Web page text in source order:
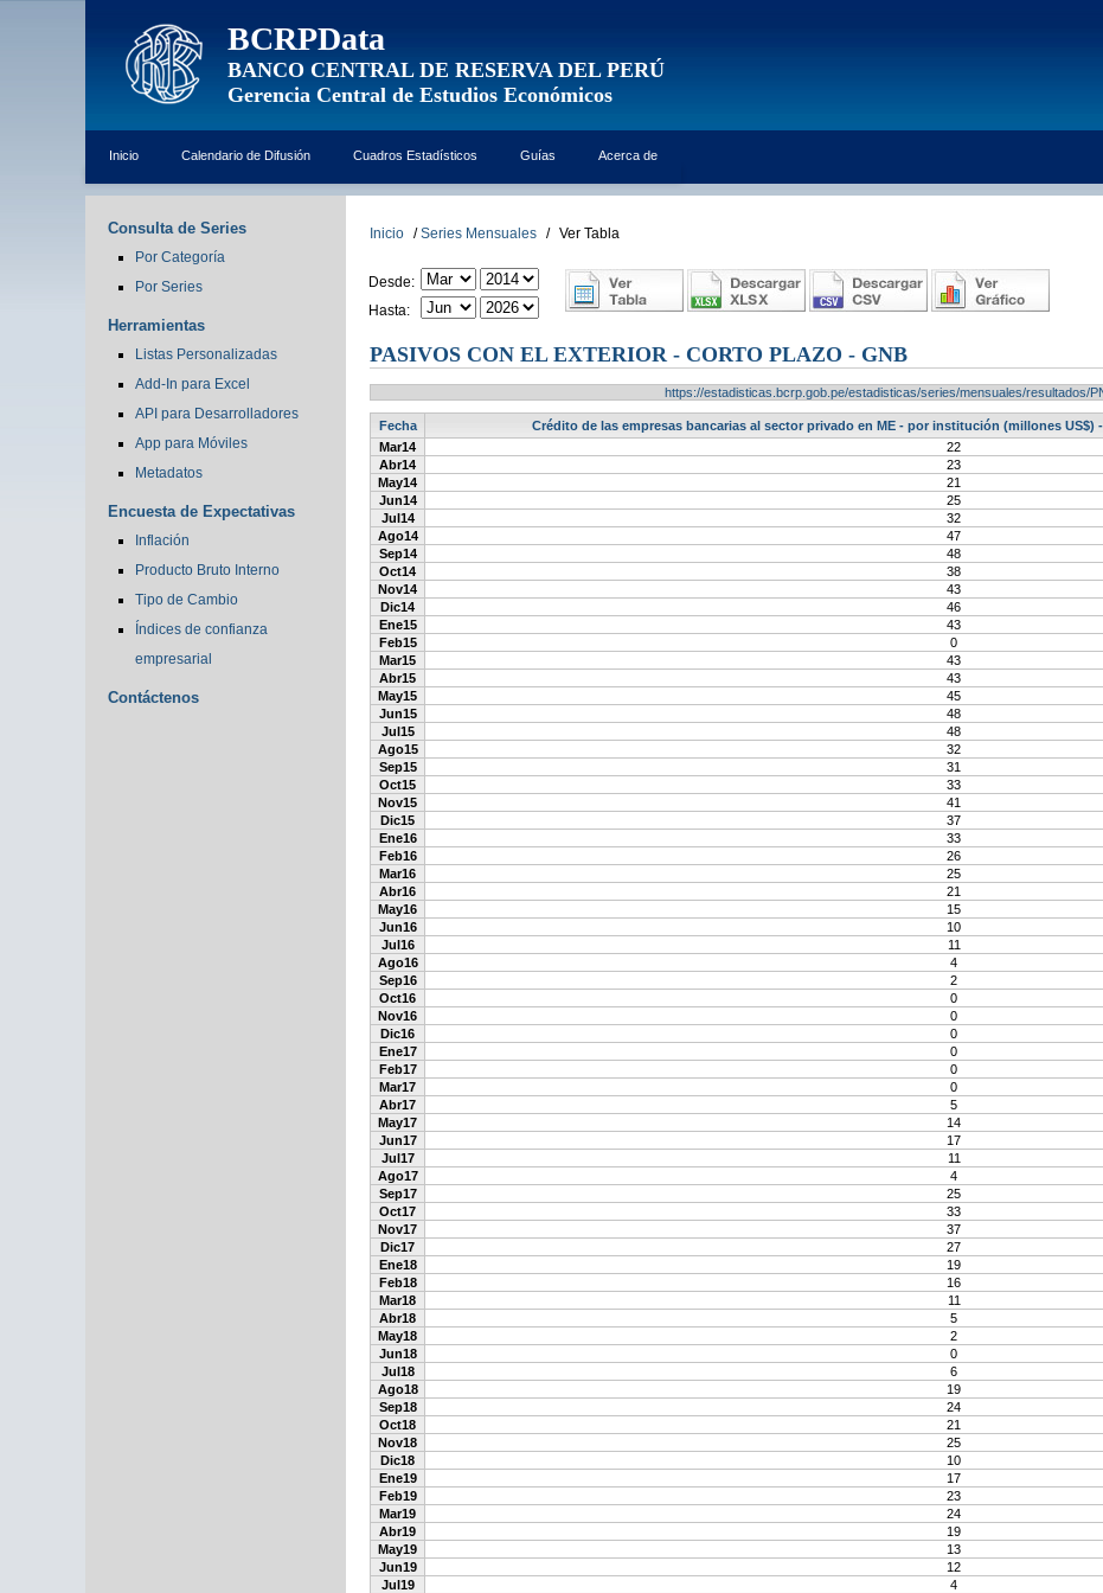
BCRPData
BANCO CENTRAL DE RESERVA DEL PERÚ
Gerencia Central de Estudios Económicos
Inicio Calendario de Difusión Cuadros Estadísticos Guías Acerca de
Consulta de Series
Por Categoría
Por Series
Herramientas
Listas Personalizadas
Add-In para Excel
API para Desarrolladores
App para Móviles
Metadatos
Encuesta de Expectativas
Inflación
Producto Bruto Interno
Tipo de Cambio
Índices de confianza
empresarial
Contáctenos
Inicio / Series Mensuales / Ver Tabla
Desde:
Hasta:
PASIVOS CON EL EXTERIOR - CORTO PLAZO - GNB
https://estadisticas.bcrp.gob.pe/estadisticas/series/mensuales/resultados/
Fecha
Crédito de las empresas bancarias al sector privado en ME - por institución (millones US$)
Mar14
22
Abr14
23
May14
21
Jun14
25
Jul14
32
Ago14
47
Sep14
48
Oct14
38
Nov14
43
Dic14
46
Ene15
43
Feb15
0
Mar15
43
Abr15
43
May15
45
Jun15
48
Jul15
48
Ago15
32
Sep15
31
Oct15
33
Nov15
41
Dic15
37
Ene16
33
Feb16
26
Mar16
25
Abr16
21
May16
15
Jun16
10
Jul16
11
Ago16
4
Sep16
2
Oct16
0
Nov16
0
Dic16
0
Ene17
0
Feb17
0
Mar17
0
Abr17
5
May17
14
Jun17
17
Jul17
11
Ago17
4
Sep17
25
Oct17
33
Nov17
37
Dic17
27
Ene18
19
Feb18
16
Mar18
11
Abr18
5
May18
2
Jun18
0
Jul18
6
Ago18
19
Sep18
24
Oct18
21
Nov18
25
Dic18
10
Ene19
17
Feb19
23
Mar19
24
Abr19
19
May19
13
Jun19
12
Jul19
4